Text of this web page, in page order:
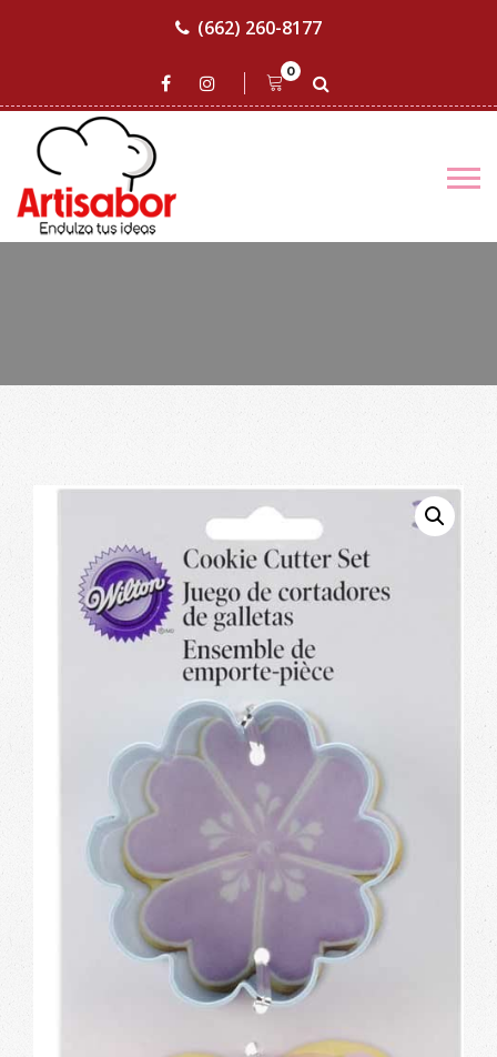
(662) 260-8177
0